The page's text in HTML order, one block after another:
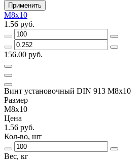
Применить
М8х10
1.56 руб.
156.00 руб.
Винт установочный DIN 913 М8х10
Размер
М8х10
Цена
1.56 руб.
Кол-во, шт
Вес, кг